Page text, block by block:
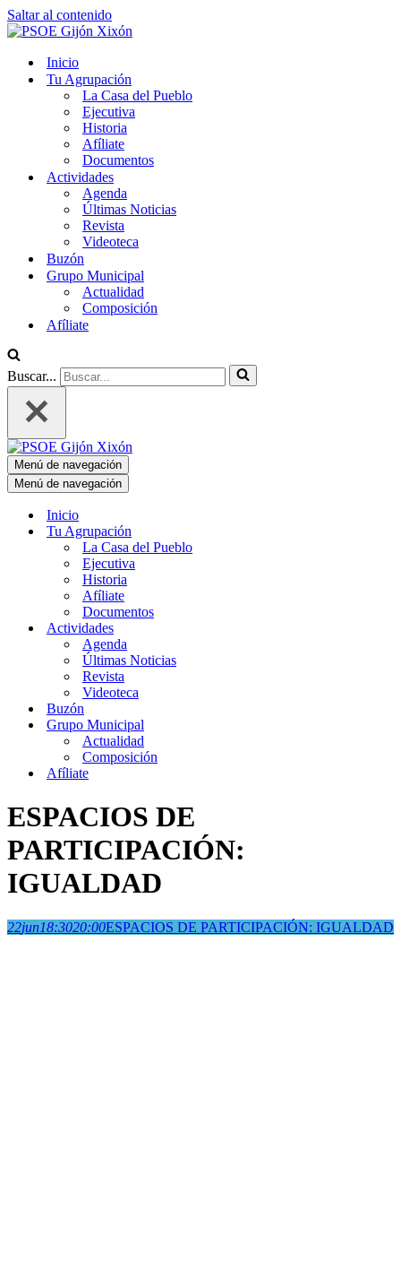
Saltar al contenido
Inicio
Tu Agrupación
La Casa del Pueblo
Ejecutiva
Historia
Afíliate
Documentos
Actividades
Agenda
Últimas Noticias
Revista
Videoteca
Buzón
Grupo Municipal
Actualidad
Composición
Afíliate
Buscar...
Menú de navegación
Menú de navegación
Inicio
Tu Agrupación
La Casa del Pueblo
Ejecutiva
Historia
Afíliate
Documentos
Actividades
Agenda
Últimas Noticias
Revista
Videoteca
Buzón
Grupo Municipal
Actualidad
Composición
Afíliate
ESPACIOS DE
PARTICIPACIÓN:
IGUALDAD
22jun18:3020:00ESPACIOS DE PARTICIPACIÓN: IGUALDAD